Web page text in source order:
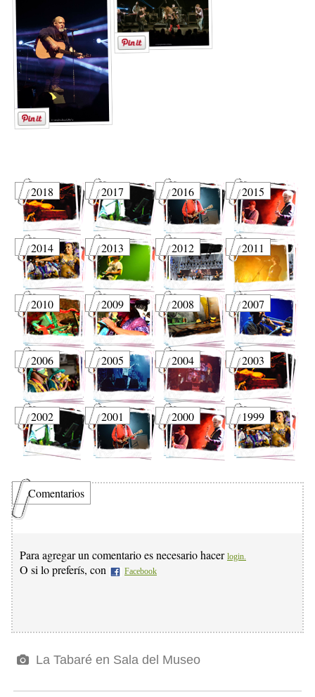
2018 2017 2016 2015
2014 2013 2012 2011
2010 2009 2008 2007
2006 2005 2004 2003
2002 2001 2000 1999
Comentarios
Para agregar un comentario es necesario hacer login.
O si lo preferís, con Facebook
La Tabaré en Sala del Museo